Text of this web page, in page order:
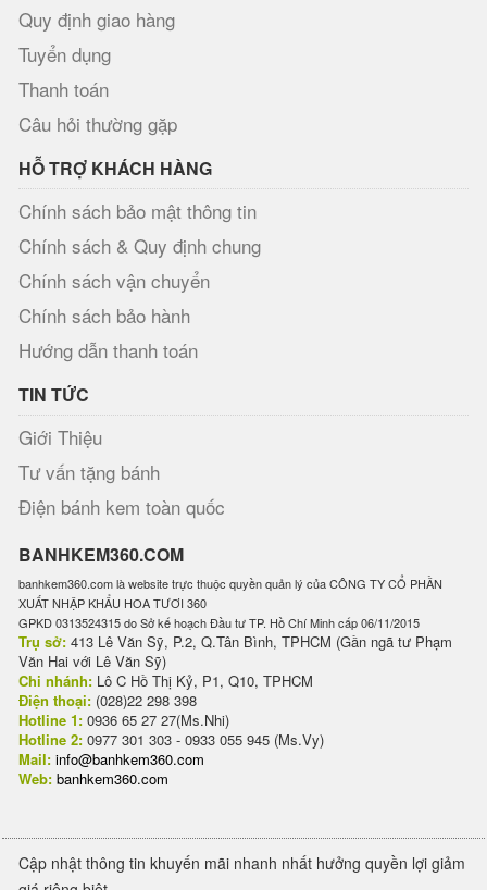
Quy định giao hàng
Tuyển dụng
Thanh toán
Câu hỏi thường gặp
HỖ TRỢ KHÁCH HÀNG
Chính sách bảo mật thông tin
Chính sách & Quy định chung
Chính sách vận chuyển
Chính sách bảo hành
Hướng dẫn thanh toán
TIN TỨC
Giới Thiệu
Tư vấn tặng bánh
Điện bánh kem toàn quốc
BANHKEM360.COM
banhkem360.com là website trực thuộc quyền quản lý của CÔNG TY CỔ PHẦN
XUẤT NHẬP KHẨU HOA TƯƠI 360
GPKD 0313524315 do Sở kế hoạch Đầu tư TP. Hồ Chí Minh cấp 06/11/2015
Trụ sở: 413 Lê Văn Sỹ, P.2, Q.Tân Bình, TPHCM (Gần ngã tư Phạm
Văn Hai với Lê Văn Sỹ)
Chi nhánh: Lô C Hồ Thị Kỷ, P1, Q10, TPHCM
Điện thoại: (028)22 298 398
Hotline 1: 0936 65 27 27(Ms.Nhi)
Hotline 2: 0977 301 303 - 0933 055 945 (Ms.Vy)
Mail: info@banhkem360.com
Web: banhkem360.com
Cập nhật thông tin khuyến mãi nhanh nhất hưởng quyền lợi giảm